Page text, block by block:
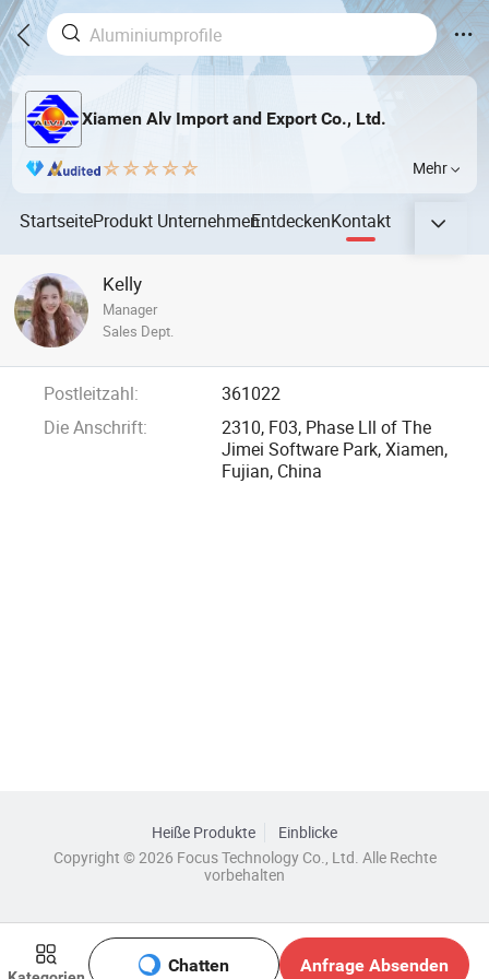
Xiamen Alv Import and Export Co., Ltd.
Mehr
StartseiteProdukt UnternehmenEntdeckenKontakt
Chatten Anfrage Absenden
Kelly
Manager
Sales Dept.
Postleitzahl:
361022
Die Anschrift:
2310, F03, Phase Lll of The
Jimei Software Park, Xiamen,
Fujian, China
Heiße Produkte
Einblicke
Copyright © 2026 Focus Technology Co., Ltd. Alle Rechte
vorbehalten